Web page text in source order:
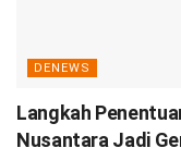
DENEWS
Langkah
Nusantara Jadi